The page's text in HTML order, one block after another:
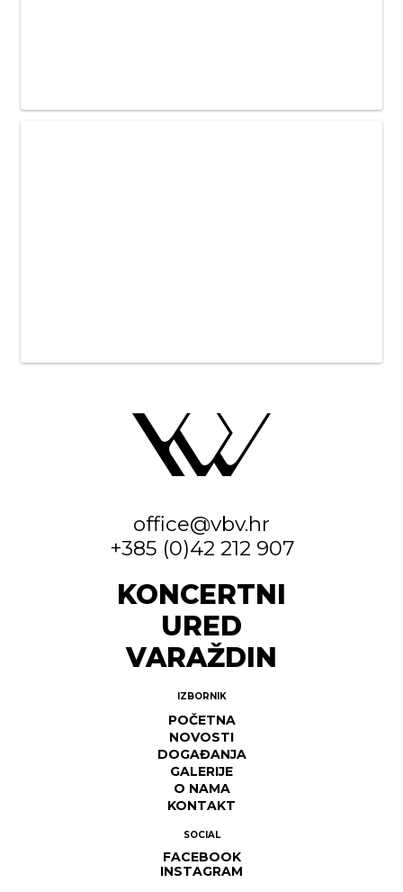
office@vbv.hr
+385 (0)42 212 907
KONCERTNI
URED
VARAŽDIN
IZBORNIK
POČETNA
NOVOSTI
DOGAĐANJA
GALERIJE
O NAMA
KONTAKT
SOCIAL
FACEBOOK
INSTAGRAM